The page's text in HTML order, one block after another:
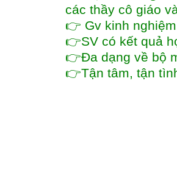
các thầy cô giáo
👉 Gv kinh
👉SV có kết quả
👉Đa dạng về bộ
👉Tận tâm, tận